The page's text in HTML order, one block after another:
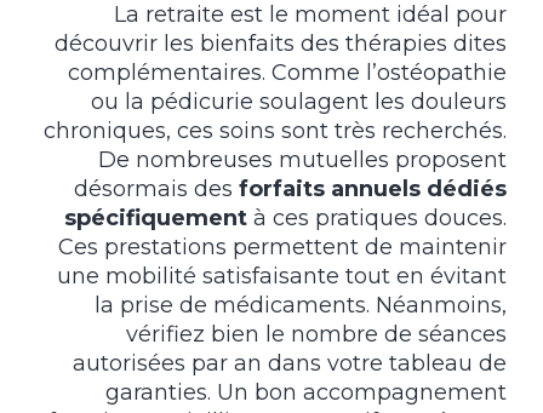
La retraite est le moment idéal pour
découvrir les bienfaits des thérapies dites
complémentaires. Comme l’ostéopathie
ou la pédicurie soulagent les douleurs
chroniques, ces soins sont très recherchés.
De nombreuses mutuelles proposent
désormais des forfaits annuels dédiés
spécifiquement à ces pratiques douces.
Ces prestations permettent de maintenir
une mobilité satisfaisante tout en évitant
la prise de médicaments. Néanmoins,
vérifiez bien le nombre de séances
autorisées par an dans votre tableau de
garanties. Un bon accompagnement